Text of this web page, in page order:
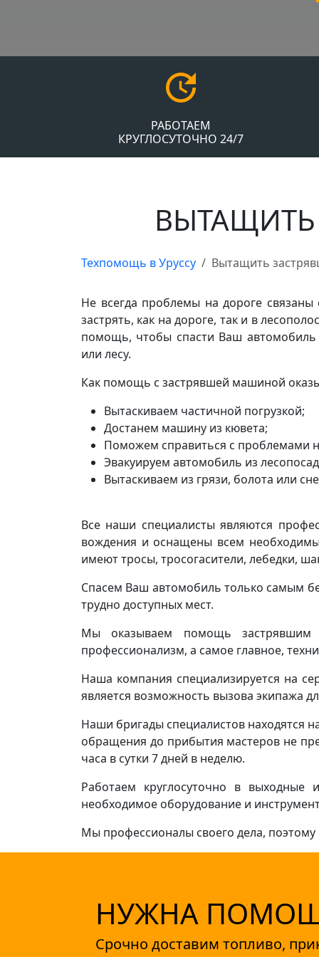
РАБОТАЕМ
КРУГЛОСУТОЧНО 24/7
Техпомощь в Уруссу Вытащить
Не всегда проблемы на дороге
застрять, как на дороге, так и в
помощь, чтобы спасти Ваш
или лесу.
Как помощь с застрявшей машиной
Вытаскиваем частичной погрузкой;
Достанем машину из кювета;
Поможем справиться с проблемами
Эвакуируем автомобиль из
Вытаскиваем из грязи, болота или
Все наши специалисты являются
вождения и оснащены всем
имеют тросы, тросогасители, лебедки,
Спасем Ваш автомобиль только самым
трудно доступных мест.
Мы оказываем помощь застрявшим
профессионализм, а самое главное,
Наша компания специализируется на
является возможность вызова экипажа
Наши бригады специалистов находятся
обращения до прибытия мастеров не
часа в сутки 7 дней в неделю.
Работаем круглосуточно в
необходимое оборудование и
Мы профессионалы своего дела, поэтому
НУЖНА
Срочно доставим топливо,